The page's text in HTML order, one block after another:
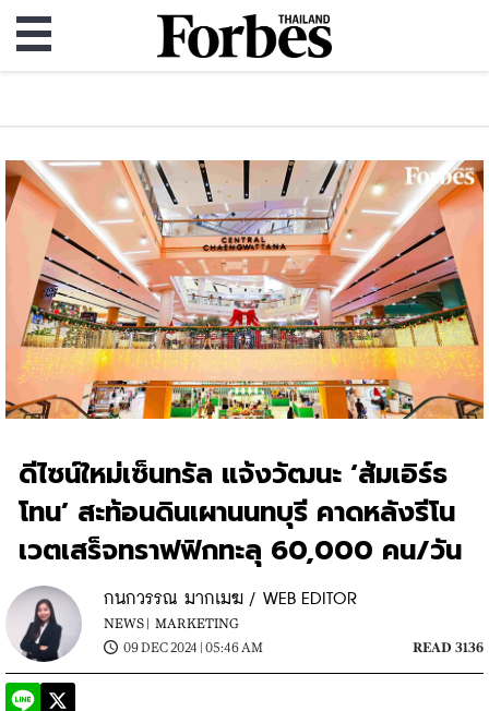
ดีไซน์ใหม่เซ็นทรัล แจ้งวัฒนะ ‘ส้มเอิร์ธ
โทน’ สะท้อนดินเผานนทบุรี คาดหลังรีโน
เวตเสร็จทราฟฟิกทะลุ 60,000 คน/วัน
กนกวรรณ มากเมฆ / WEB EDITOR
NEWS | MARKETING
09 DEC 2024 | 05:46 AM
READ 3136